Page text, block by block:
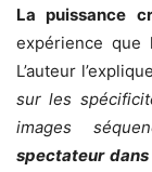
La puissance
expérience
L’auteur
sur les
images
spectateur